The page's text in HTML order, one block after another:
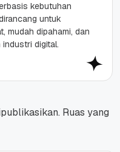
kebutuhan
untuk
mudah dipahami, dan
digital.
Ruas yang